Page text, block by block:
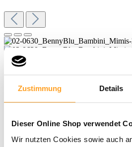
Zustimmung Details
Dieser Online Shop verwendet
Wir nutzten Cookies sowie auch